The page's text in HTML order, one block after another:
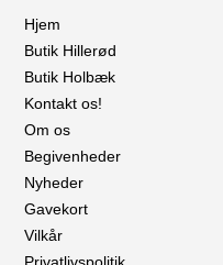
Hjem
Butik Hillerød
Butik Holbæk
Kontakt os!
Om os
Begivenheder
Nyheder
Gavekort
Vilkår